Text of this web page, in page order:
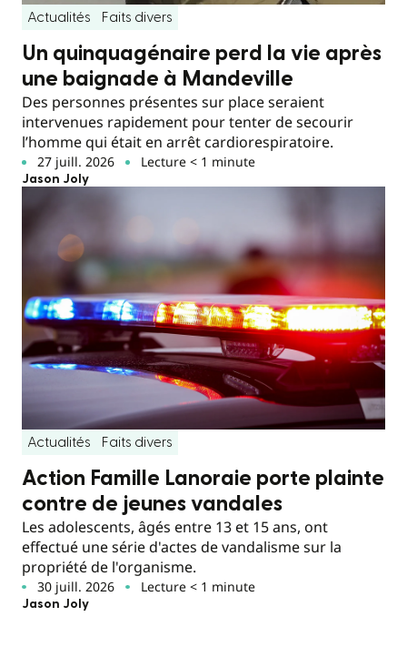
Actualités Faits divers
Un quinquagénaire perd la vie après
une baignade à Mandeville
Des personnes présentes sur place seraient
intervenues rapidement pour tenter de secourir
l’homme qui était en arrêt cardiorespiratoire.
27 juill. 2026 Lecture < 1 minute
Jason Joly
Actualités Faits divers
Action Famille Lanoraie porte plainte
contre de jeunes vandales
Les adolescents, âgés entre 13 et 15 ans, ont
effectué une série d'actes de vandalisme sur la
propriété de l'organisme.
30 juill. 2026 Lecture < 1 minute
Jason Joly